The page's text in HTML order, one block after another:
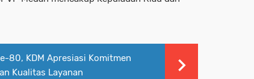
80, KDM Apresiasi Komitmen
Kualitas Layanan